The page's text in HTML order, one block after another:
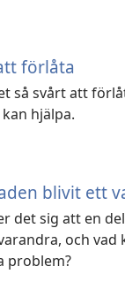
förlåta
så svårt att
hjälpa.
blivit ett
det sig att en
och vad
problem?